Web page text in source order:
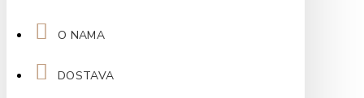
O NAMA
DOSTAVA